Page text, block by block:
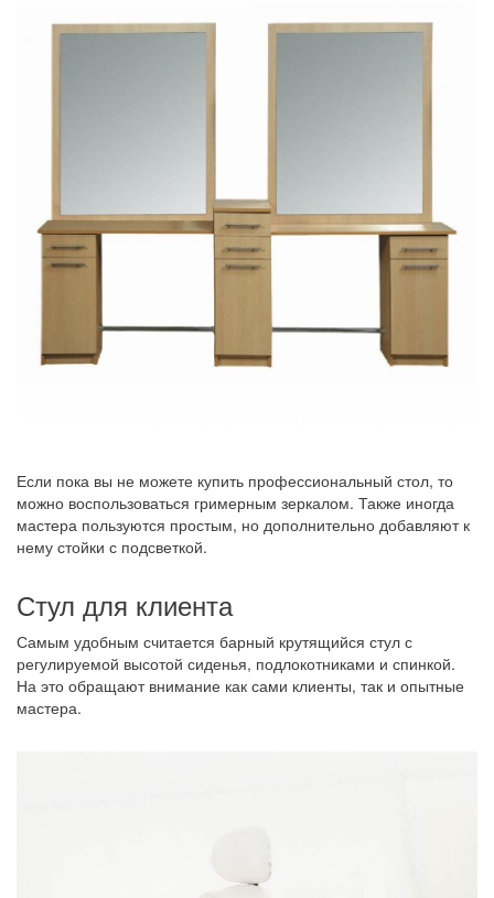
Если пока вы не можете купить профессиональный стол, то
можно воспользоваться гримерным зеркалом. Также иногда
мастера пользуются простым, но дополнительно добавляют к
нему стойки с подсветкой.
Стул для клиента
Самым удобным считается барный крутящийся стул с
регулируемой высотой сиденья, подлокотниками и спинкой.
На это обращают внимание как сами клиенты, так и опытные
мастера.